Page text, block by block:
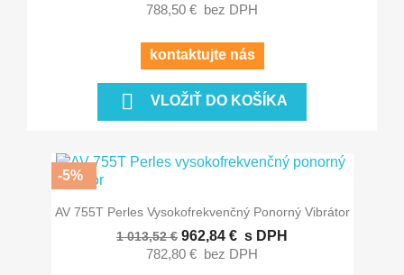
788,50 € bez DPH
kontaktujte nás
 VLOŽIŤ DO KOŠÍKA
AV 755T Perles Vysokofrekvenčný Ponorný Vibrátor
1 013,52 € 962,84 € s DPH
782,80 € bez DPH
-5%